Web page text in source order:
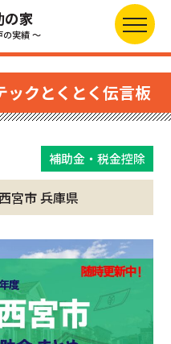
の家
の実績 ～
ックとくとく伝言板
補助金・税金控除
宮市 兵庫県